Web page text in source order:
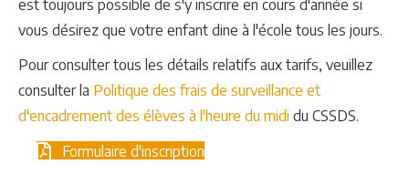
est toujours possible de s'y inscrire en cours d'année si
vous désirez que votre enfant dine à l'école tous les jours.
Pour consulter tous les détails relatifs aux tarifs, veuillez
consulter la Politique des frais de surveillance et
d'encadrement des élèves à l'heure du midi du CSSDS.
Formulaire d'inscription